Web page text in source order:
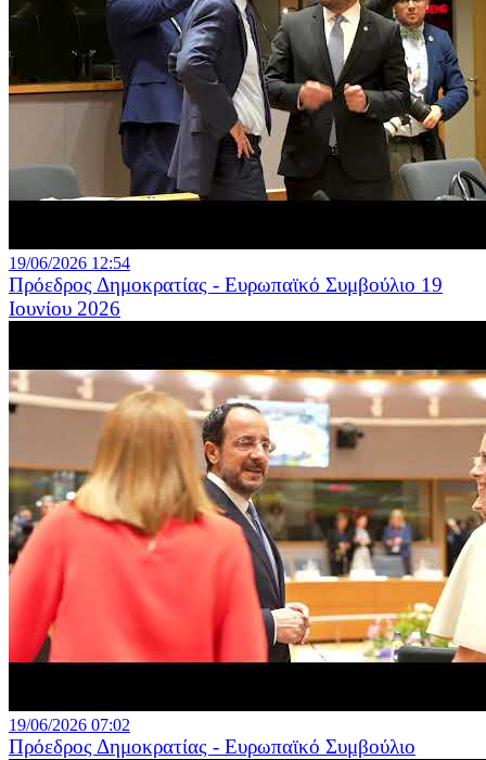
19/06/2026 12:54
Πρόεδρος Δημοκρατίας - Ευρωπαϊκό Συμβούλιο 19
Ιουνίου 2026
19/06/2026 07:02
Πρόεδρος Δημοκρατίας - Ευρωπαϊκό Συμβούλιο